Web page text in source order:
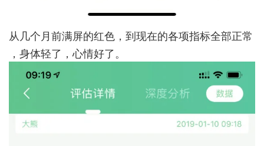
从几个月前满屏的红色，到现在的各项指标全部正常
，身体轻了，心情好了。